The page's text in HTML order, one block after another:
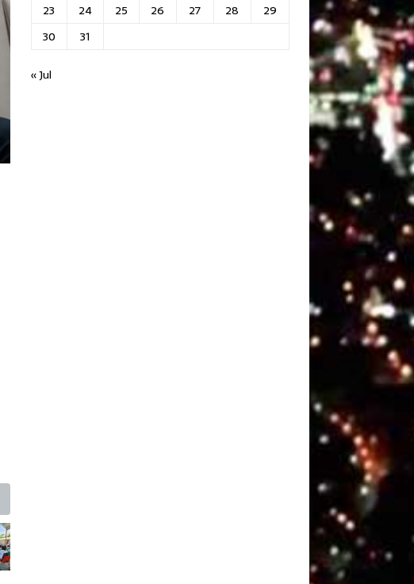
23
24 25 26 27 28
29
30
31
« Jul